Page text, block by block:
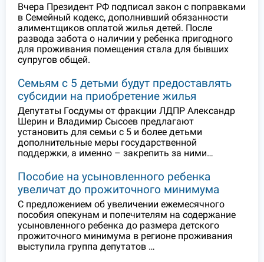
Вчера Президент РФ подписал закон с поправками
в Семейный кодекс, дополнивший обязанности
алиментщиков оплатой жилья детей. После
развода забота о наличии у ребенка пригодного
для проживания помещения стала для бывших
супругов общей.
Семьям с 5 детьми будут предоставлять
субсидии на приобретение жилья
Депутаты Госдумы от фракции ЛДПР Александр
Шерин и Владимир Сысоев предлагают
установить для семьи с 5 и более детьми
дополнительные меры государственной
поддержки, а именно – закрепить за ними…
Пособие на усыновленного ребенка
увеличат до прожиточного минимума
С предложением об увеличении ежемесячного
пособия опекунам и попечителям на содержание
усыновленного ребенка до размера детского
прожиточного минимума в регионе проживания
выступила группа депутатов …